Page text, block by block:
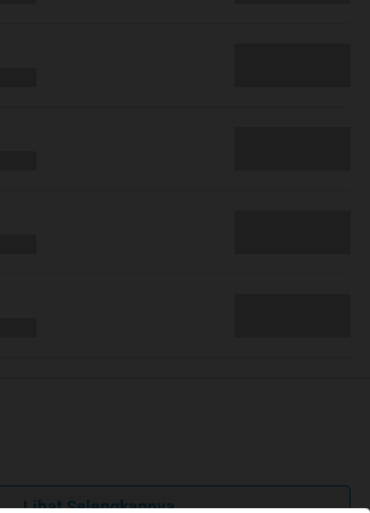
Lihat Selengkapnya